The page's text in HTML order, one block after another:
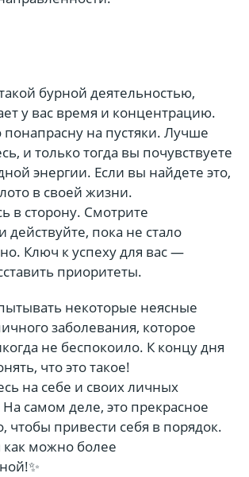
бурной деятельностью,
у вас время и концентрацию.
понапрасну на пустяки. Лучше
и только тогда вы почувствуете
энергии. Если вы найдете это,
в своей жизни.
в сторону. Смотрите
действуйте, пока не стало
Ключ к успеху для вас —
приоритеты.
некоторые неясные
заболевания, которое
не беспокоило. К концу дня
что это такое!
на себе и своих личных
На самом деле, это прекрасное
чтобы привести себя в порядок.
как можно более